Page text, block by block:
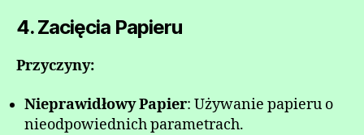
4. Zacięcia Papieru
Przyczyny:
Nieprawidłowy Papier: Używanie papieru o
nieodpowiednich parametrach.